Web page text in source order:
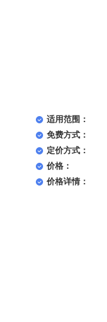
适用范围：
免费方式：
定价方式：
价格：
价格详情：